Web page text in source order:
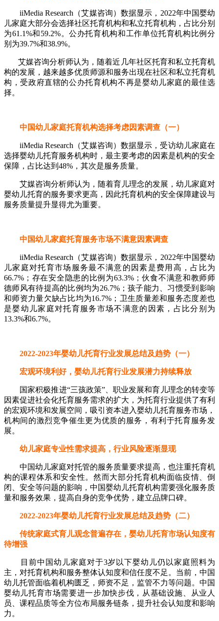
iiMedia Research（艾媒咨询）数据显示，2022年中国婴幼
儿家庭大部分会选择社区托育机构和私立托育机构，占比分别
为61.1%和59.2%。公办托育机构和工作单位托育机构比例分
别为39.7%和38.9%。
艾媒咨询分析师认为，随着近几年社区托育和私立托育机
构的发展，越来越多优质师源和服务出现在社区和私立托育机
构，受政府直辖的公办托育机构不再是婴幼儿家庭的最佳选
择。
中国幼儿家庭托育机构选择考虑因素调查（一）
iiMedia Research（艾媒咨询）数据显示，受访幼儿家庭在
选择婴幼儿托育服务机构时，最主要考虑的因素是机构的安全
保障，占比达到48%，其次是服务质量。
艾媒咨询分析师认为，随着育儿理念的发展，幼儿家庭对
婴幼儿托育的服务要求更高，因此托育机构的安全保障建设与
服务质量提升显得尤为重要。
中国幼儿家庭托育服务市场不满意因素调查
iiMedia Research（艾媒咨询）数据显示，2022年中国婴幼
儿家庭对托育市场服务最不满意的因素是费用高，占比为
66.7%；存在安全隐患的比例为63.3%；伙食不满意和教师师
德师风有待提高的比例均为26.7%；孩子能力、习惯受到影响
和师资力量欠缺占比均为16.7%；卫生质量差和服务态度差也
是婴幼儿家庭对托育服务市场不满意的因素，占比分别为
13.3%和6.7%。
2022-2023年婴幼儿托育行业发展总结及趋势（一）
宏观环境利好，婴幼儿托育行业发展潜力持续释放
国家积极推进“三孩政策”、职业发展和育儿理念的转变等
因素促进社会化托育服务需求的扩大，为托育行业提供了有利
的宏观环境和发展空间，吸引资本进入婴幼儿托育服务市场，
机构间的激烈竞争催生更为优质的服务，有利于托育服务发
展。
幼儿家庭专业性需求提高，行业风险逐渐显现
中国幼儿家庭对托管的服务质量要求提高，也注重托育机
构的课程体系和安全性。然而大部分托育机构面临疫情、倒
闭、安全等问题的影响，中国婴幼儿托育机构需要强化服务质
量和服务效果，提高自身的竞争优势，建立品牌口碑。
2022-2023年婴幼儿托育行业发展总结及趋势（二）
传统家庭式育儿观念普遍存在，婴幼儿托育市场认知度有
待增强
目前中国幼儿家庭对于3岁以下婴幼儿仍以家庭照料为
主，对托育机构和服务整体认知度和信任度不足。当前，中国
幼儿托管面临着机构匮乏，师资不足，监管不力等问题。中国
婴幼儿托育市场需要进一步加快步伐，从基础设施、从业人
员、课程品质等全方位布局服务链条，提升社会认知度和影响
力。